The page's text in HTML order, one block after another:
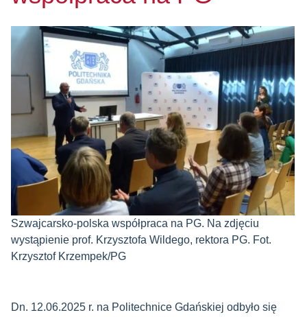
Szwajcarsko-polska współpraca na PG. Na zdjęciu
wystąpienie prof. Krzysztofa Wildego, rektora PG. Fot.
Krzysztof Krzempek/PG
Dn. 12.06.2025 r. na Politechnice Gdańskiej odbyło się